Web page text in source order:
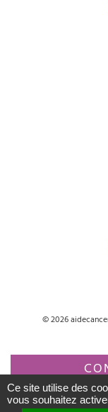
© 2026
Ce site utilise des
vous souhaitez